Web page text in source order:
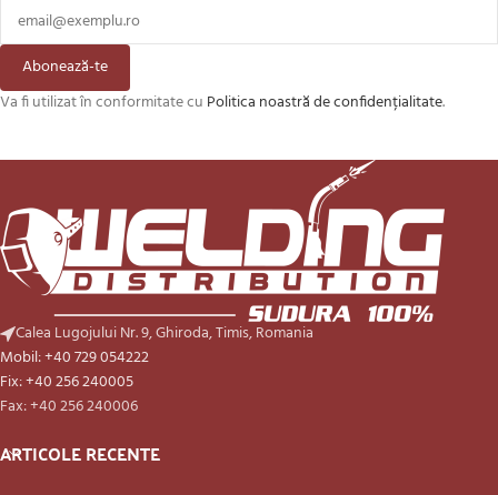
Abonează-te
Va fi utilizat în conformitate cu Politica noastră de confidențialitate.
Calea Lugojului Nr. 9, Ghiroda, Timis, Romania
Mobil: +40 729 054222
Fix: +40 256 240005
Fax: +40 256 240006
ARTICOLE RECENTE